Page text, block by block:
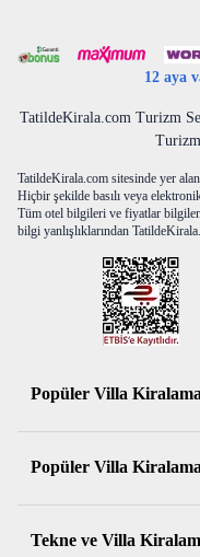
12 aya
TatildeKirala.com Turizm
Turizm
TatildeKirala.com sitesinde yer
Hiçbir şekilde basılı veya
Tüm otel bilgileri ve fiyatlar
bilgi yanlışlıklarından
Popüler Villa
Antalya Kiralık Villa
Muğla Kiralık Villa
Aydın Kiralık Villa
İzmir Kiralık Villa
Popüler Villa
Kemer Kiralık Villa
Serik Kiralık Villa
Tekne ve Villa